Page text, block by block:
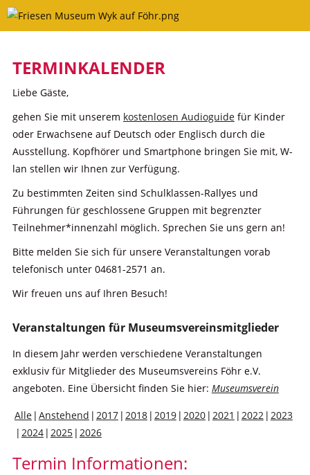
Skip
TERMINKALENDER
Liebe Gäste,
gehen Sie mit unserem kostenlosen Audioguidefür Kinder
oder Erwachsene auf Deutsch oder Englisch durch die
Ausstellung. Kopfhörer und Smartphone bringen Sie mit, W-
lan stellen wir Ihnen zur Verfügung.
Zu bestimmten Zeiten sind Schulklassen-Rallyes und
Führungen für geschlossene Gruppen mit begrenzter
Teilnehmer*innenzahl möglich. Sprechen Sie uns gern an!
Bitte melden Sie sich für unsere Veranstaltungen vorab
telefonisch unter 04681-2571 an.
Wir freuen uns auf Ihren Besuch!
Veranstaltungen für Museumsvereinsmitglieder
In diesem Jahr werden verschiedene Veranstaltungen
exklusiv für Mitglieder des Museumsvereins Föhr e.V.
angeboten. Eine Übersicht finden Sie hier: Museumsverein
Alle Anstehend 2017 2018 2019 2020 2021 2022
2023
2024 2025 2026
Termin Informationen: